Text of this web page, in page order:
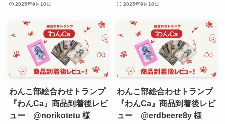
2025年9月10日 2025年9月10日
わんこ部絵合わせトランプ
『わんCa』商品到着後レビ
ュー @norikotetu 様
わんこ部絵合わせトランプ
『わんCa』商品到着後レビ
ュー @erdbeere8y 様